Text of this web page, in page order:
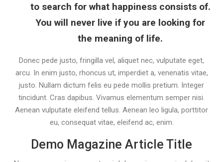
to search for what happiness consists of.
You will never live if you are looking for
the meaning of life.
Donec pede justo, fringilla vel, aliquet nec, vulputate eget,
arcu. In enim justo, rhoncus ut, imperdiet a, venenatis vitae,
justo. Nullam dictum felis eu pede mollis pretium. Integer
tincidunt. Cras dapibus. Vivamus elementum semper nisi.
Aenean vulputate eleifend tellus. Aenean leo ligula, porttitor
eu, consequat vitae, eleifend ac, enim.
Demo Magazine Article Title